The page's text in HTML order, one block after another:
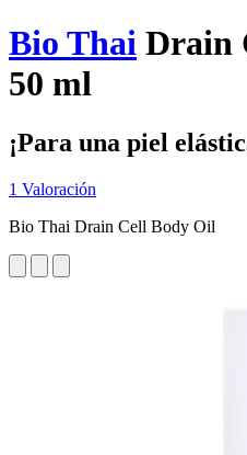
Bio Thai Drain
50 ml
¡Para una piel
1 Valoración
Bio Thai Drain Cell Body Oil